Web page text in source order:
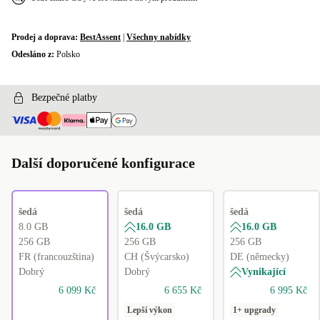
Prodej a doprava: BestAssent Všechny nabídky
Odesláno z: Polsko
Bezpečné platby
Další doporučené konfigurace
šedá
8.0 GB
256 GB
FR (francouzština)
Dobrý
6 099 Kč
šedá
16.0 GB
256 GB
CH (Švýcarsko)
Dobrý
6 655 Kč
Lepší výkon
šedá
16.0 GB
256 GB
DE (německy)
Vynikající
6 995 Kč
1+ upgrady